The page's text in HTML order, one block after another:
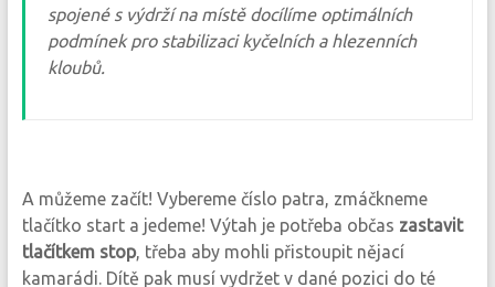
spojené s výdrží na místě docílíme optimálních
podmínek pro stabilizaci kyčelních a hlezenních
kloubů.
A můžeme začít! Vybereme číslo patra, zmáčkneme
tlačítko start a jedeme! Výtah je potřeba občas zastavit
tlačítkem stop, třeba aby mohli přistoupit nějací
kamarádi. Dítě pak musí vydržet v dané pozici do té